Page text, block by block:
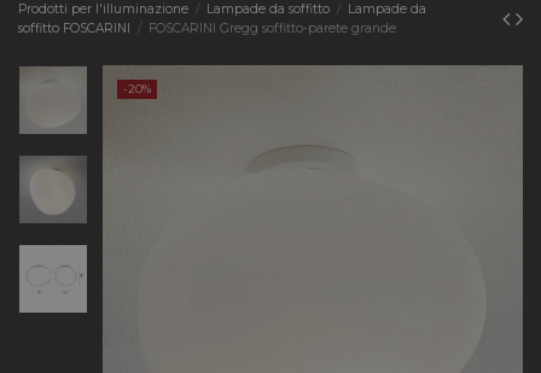
Prodotti per l'illuminazione Lampade da soffitto
Lampade da
soffitto FOSCARINI
FOSCARINI Gregg soffitto-parete grande
-20%